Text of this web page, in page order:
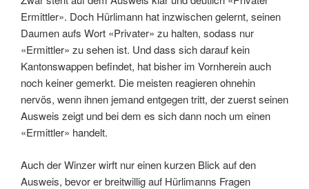
Ermittler». Doch Hürlimann hat inzwischen gelernt, seinen
Daumen aufs Wort «Privater» zu halten, sodass nur
«Ermittler» zu sehen ist. Und dass sich darauf kein
Kantonswappen befindet, hat bisher im Vornherein auch
noch keiner gemerkt. Die meisten reagieren ohnehin
nervös, wenn ihnen jemand entgegen tritt, der zuerst seinen
Ausweis zeigt und bei dem es sich dann noch um einen
«Ermittler» handelt.
Auch der Winzer wirft nur einen kurzen Blick auf den
Ausweis, bevor er breitwillig auf Hürlimanns Fragen